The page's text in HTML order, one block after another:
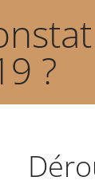
?